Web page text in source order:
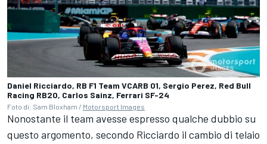
Daniel Ricciardo, RB F1 Team VCARB 01, Sergio Perez, Red Bull
Racing RB20, Carlos Sainz, Ferrari SF-24
Foto di: Sam Bloxham / Motorsport Images
Nonostante il team avesse espresso qualche dubbio su
questo argomento, secondo Ricciardo il cambio di telaio